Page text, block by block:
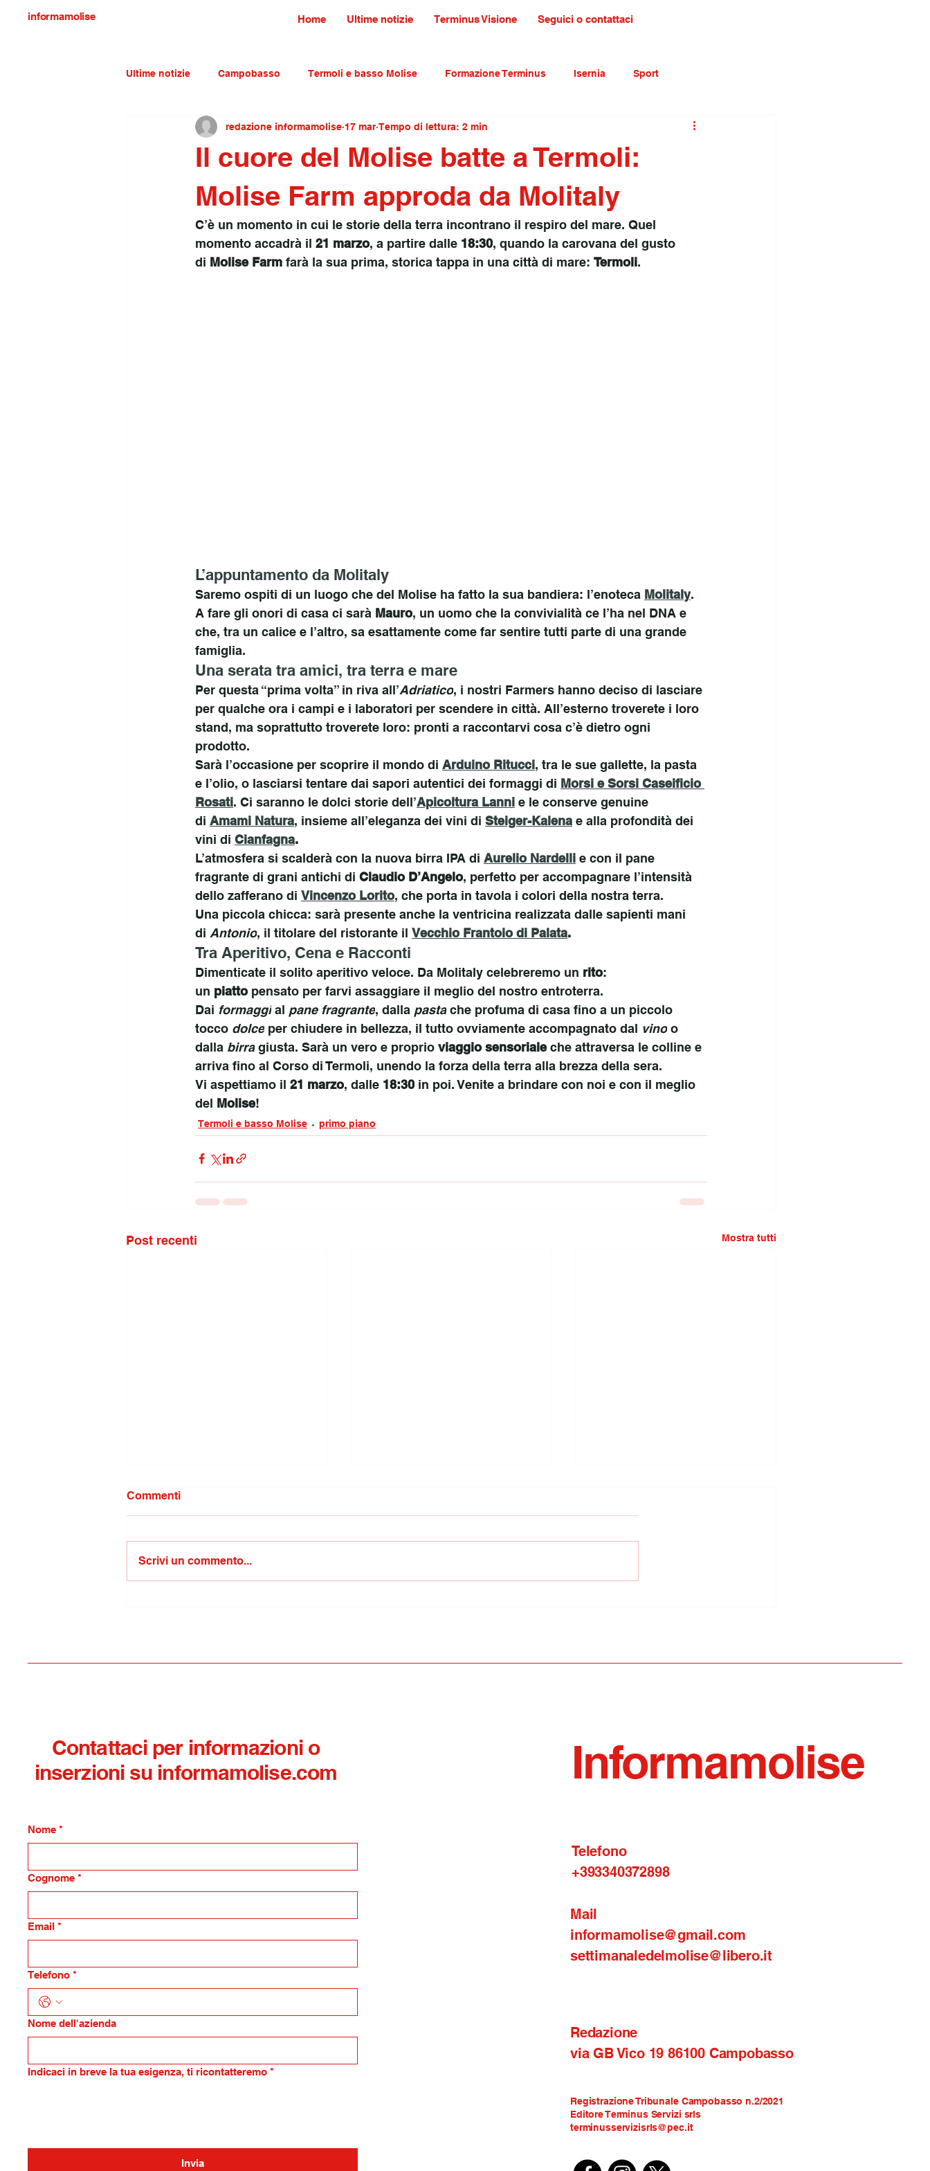
informamolise Home Ultime notizie Terminus Visione Seguici o contattaci
Ultime notizie Campobasso Termoli e basso Molise Formazione Terminus Isernia Sport
Economia e lavoro Molise cultura tradizioni e turismo primo piano
Il cuore del Molise batte a Termoli:
Molise Farm approda da Molitaly
redazione informamolise 17 mar Tempo di lettura: 2 min
C’è un momento in cui le storie della terra incontrano il respiro del mare. Quel
momento accadrà il 21 marzo, a partire dalle 18:30, quando la carovana del gusto
di Molise Farm farà la sua prima, storica tappa in una città di mare: Termoli.
L’appuntamento da Molitaly
Saremo ospiti di un luogo che del Molise ha fatto la sua bandiera: l’enoteca Molitaly.
A fare gli onori di casa ci sarà Mauro, un uomo che la convivialità ce l’ha nel DNA e
che, tra un calice e l’altro, sa esattamente come far sentire tutti parte di una grande
famiglia.
Una serata tra amici, tra terra e mare
Per questa “prima volta” in riva all’Adriatico, i nostri Farmers hanno deciso di lasciare
per qualche ora i campi e i laboratori per scendere in città. All’esterno troverete i loro
stand, ma soprattutto troverete loro: pronti a raccontarvi cosa c’è dietro ogni
prodotto.
Sarà l’occasione per scoprire il mondo di Arduino Ritucci, tra le sue gallette, la pasta
e l’olio, o lasciarsi tentare dai sapori autentici dei formaggi di Morsi e Sorsi Caseificio
Rosati. Ci saranno le dolci storie dell’Apicoltura Lanni e le conserve genuine
di Amami Natura, insieme all’eleganza dei vini di Steiger-Kalena e alla profondità dei
vini di Cianfagna.
L’atmosfera si scalderà con la nuova birra IPA di Aurelio Nardelli e con il pane
fragrante di grani antichi di Claudio D’Angelo, perfetto per accompagnare l’intensità
dello zafferano di Vincenzo Lorito, che porta in tavola i colori della nostra terra.
Una piccola chicca: sarà presente anche la ventricina realizzata dalle sapienti mani
di Antonio, il titolare del ristorante il Vecchio Frantoio di Palata.
Tra Aperitivo, Cena e Racconti
Dimenticate il solito aperitivo veloce. Da Molitaly celebreremo un rito:
un piatto pensato per farvi assaggiare il meglio del nostro entroterra.
Dai formaggi al pane fragrante, dalla pasta che profuma di casa fino a un piccolo
tocco dolce per chiudere in bellezza, il tutto ovviamente accompagnato dal vino o
dalla birra giusta. Sarà un vero e proprio viaggio sensoriale che attraversa le colline e
arriva fino al Corso di Termoli, unendo la forza della terra alla brezza della sera.
Vi aspettiamo il 21 marzo, dalle 18:30 in poi. Venite a brindare con noi e con il meglio
del Molise!
Termoli e basso Molise primo piano
Post recenti Mostra tutti
Commenti
Scrivi un commento...
Contattaci per informazioni o
inserzioni su informamolise.com
Nome *
Cognome *
Email *
Telefono *
Nome dell'azienda
Indicaci in breve la tua esigenza, ti ricontatteremo *
Invia
Informamolise
Telefono
+393340372898
Mail
informamolise@gmail.com
settimanaledelmolise@libero.it
Redazione
via GB Vico 19 86100 Campobasso
Registrazione Tribunale Campobasso n.2/2021
Editore Terminus Servizi srls
terminusservizisrls@pec.it